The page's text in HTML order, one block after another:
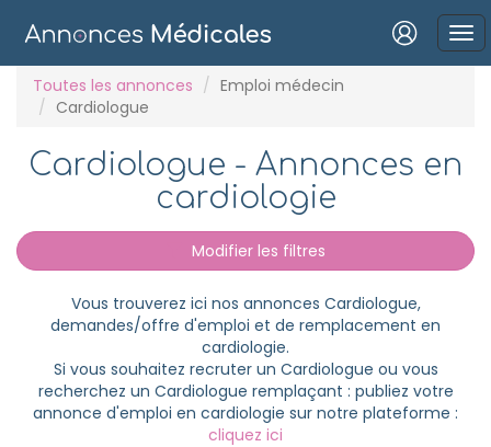
Connexion
Mot de passe oublié ?
Connexion
Se connecter avec Google
Se connecter avec Facebook
Se connecter avec LinkedIn
Toutes les annonces
Emploi médecin
Cardiologue
Cardiologue - Annonces en
cardiologie
Modifier les filtres
Vous trouverez ici nos annonces Cardiologue,
demandes/offre d'emploi et de remplacement en
cardiologie.
Si vous souhaitez recruter un Cardiologue ou vous
recherchez un Cardiologue remplaçant : publiez votre
annonce d'emploi en cardiologie sur notre plateforme :
cliquez ici